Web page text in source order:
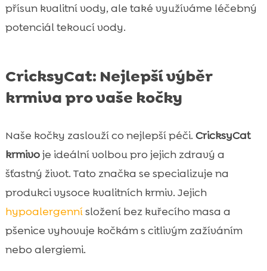
přísun kvalitní vody, ale také využíváme léčebný
potenciál tekoucí vody.
CricksyCat: Nejlepší výběr
krmiva pro vaše kočky
Naše kočky zaslouží co nejlepší péči. CricksyCat
krmivoje ideální volbou pro jejich zdravý a
šťastný život. Tato značka se specializuje na
produkci vysoce kvalitních krmiv. Jejich
hypoalergennísložení bez kuřecího masa a
pšenice vyhovuje kočkám s citlivým zažíváním
nebo alergiemi.